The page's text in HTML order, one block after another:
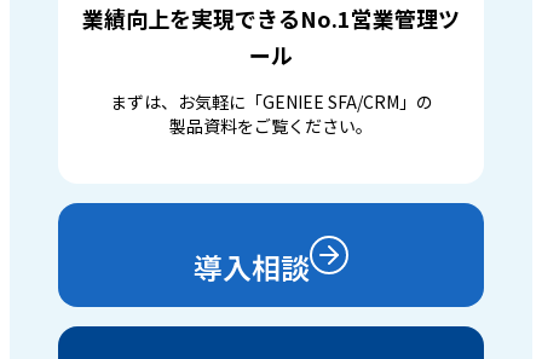
業績向上を実現できるNo.1営業管理ツ
ール
まずは、お気軽に「GENIEE SFA/CRM」の
製品資料をご覧ください。
導入相談